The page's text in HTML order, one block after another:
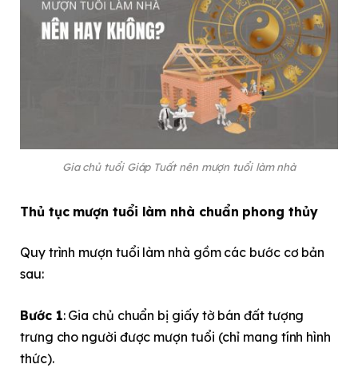
Gia chủ tuổi Giáp Tuất nên mượn tuổi làm nhà
Thủ tục mượn tuổi làm nhà chuẩn phong thủy
Quy trình mượn tuổi làm nhà gồm các bước cơ bản
sau:
Bước 1: Gia chủ chuẩn bị giấy tờ bán đất tượng
trưng cho người được mượn tuổi (chỉ mang tính hình
thức).